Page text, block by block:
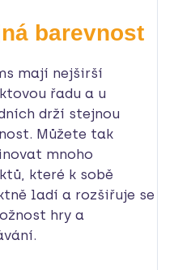
barevnost
mají nejširší
řadu a u
drží stejnou
Můžete tak
mnoho
které k sobě
ladí a rozšiřuje se
hry a